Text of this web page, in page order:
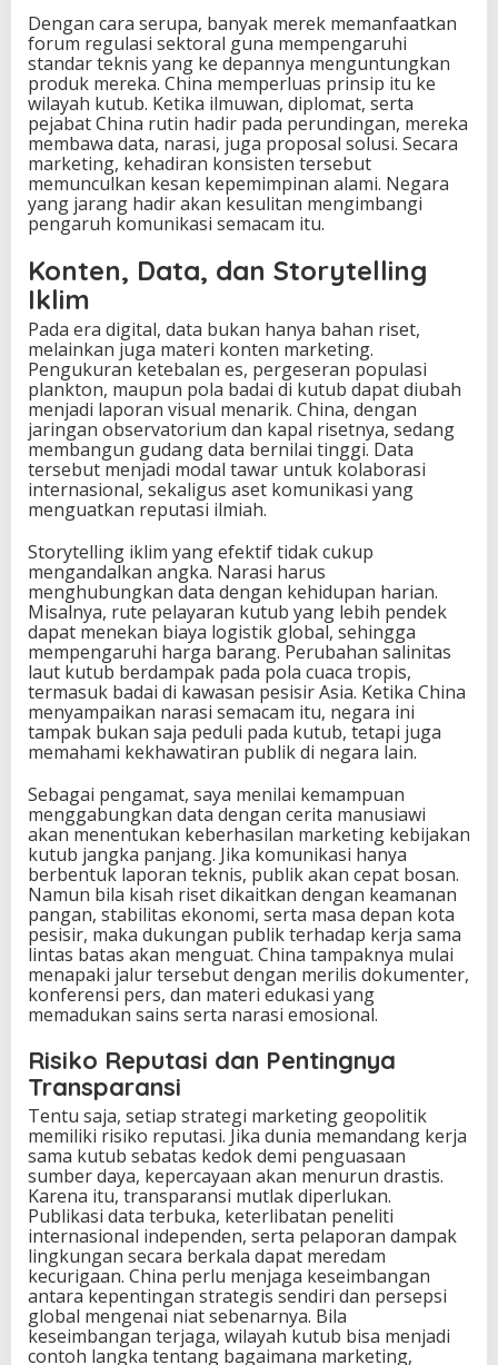
Dengan cara serupa, banyak merek memanfaatkan
forum regulasi sektoral guna mempengaruhi
standar teknis yang ke depannya menguntungkan
produk mereka. China memperluas prinsip itu ke
wilayah kutub. Ketika ilmuwan, diplomat, serta
pejabat China rutin hadir pada perundingan, mereka
membawa data, narasi, juga proposal solusi. Secara
marketing, kehadiran konsisten tersebut
memunculkan kesan kepemimpinan alami. Negara
yang jarang hadir akan kesulitan mengimbangi
pengaruh komunikasi semacam itu.
Konten, Data, dan Storytelling
Iklim
Pada era digital, data bukan hanya bahan riset,
melainkan juga materi konten marketing.
Pengukuran ketebalan es, pergeseran populasi
plankton, maupun pola badai di kutub dapat diubah
menjadi laporan visual menarik. China, dengan
jaringan observatorium dan kapal risetnya, sedang
membangun gudang data bernilai tinggi. Data
tersebut menjadi modal tawar untuk kolaborasi
internasional, sekaligus aset komunikasi yang
menguatkan reputasi ilmiah.
Storytelling iklim yang efektif tidak cukup
mengandalkan angka. Narasi harus
menghubungkan data dengan kehidupan harian.
Misalnya, rute pelayaran kutub yang lebih pendek
dapat menekan biaya logistik global, sehingga
mempengaruhi harga barang. Perubahan salinitas
laut kutub berdampak pada pola cuaca tropis,
termasuk badai di kawasan pesisir Asia. Ketika China
menyampaikan narasi semacam itu, negara ini
tampak bukan saja peduli pada kutub, tetapi juga
memahami kekhawatiran publik di negara lain.
Sebagai pengamat, saya menilai kemampuan
menggabungkan data dengan cerita manusiawi
akan menentukan keberhasilan marketing kebijakan
kutub jangka panjang. Jika komunikasi hanya
berbentuk laporan teknis, publik akan cepat bosan.
Namun bila kisah riset dikaitkan dengan keamanan
pangan, stabilitas ekonomi, serta masa depan kota
pesisir, maka dukungan publik terhadap kerja sama
lintas batas akan menguat. China tampaknya mulai
menapaki jalur tersebut dengan merilis dokumenter,
konferensi pers, dan materi edukasi yang
memadukan sains serta narasi emosional.
Risiko Reputasi dan Pentingnya
Transparansi
Tentu saja, setiap strategi marketing geopolitik
memiliki risiko reputasi. Jika dunia memandang kerja
sama kutub sebatas kedok demi penguasaan
sumber daya, kepercayaan akan menurun drastis.
Karena itu, transparansi mutlak diperlukan.
Publikasi data terbuka, keterlibatan peneliti
internasional independen, serta pelaporan dampak
lingkungan secara berkala dapat meredam
kecurigaan. China perlu menjaga keseimbangan
antara kepentingan strategis sendiri dan persepsi
global mengenai niat sebenarnya. Bila
keseimbangan terjaga, wilayah kutub bisa menjadi
contoh langka tentang bagaimana marketing,